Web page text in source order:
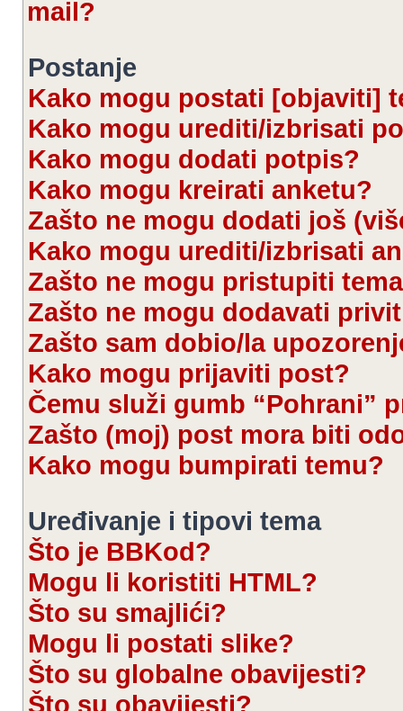
mail?
Postanje
Kako mogu postati [objaviti]
Kako mogu urediti/izbrisati
Kako mogu dodati potpis?
Kako mogu kreirati anketu?
Zašto ne mogu dodati još
Kako mogu urediti/izbrisati
Zašto ne mogu pristupiti
Zašto ne mogu dodavati
Zašto sam dobio/la
Kako mogu prijaviti post?
Čemu služi gumb “Pohrani”
Zašto (moj) post mora biti
Kako mogu bumpirati temu?
Uređivanje i tipovi tema
Što je BBKod?
Mogu li koristiti HTML?
Što su smajlići?
Mogu li postati slike?
Što su globalne obavijesti?
Što su obavijesti?